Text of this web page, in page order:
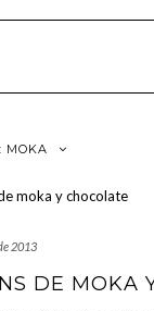
MOKA
2013
DE MOKA